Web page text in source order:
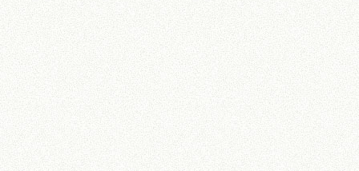
〒160-0021 東京都新宿区歌舞伎町1-16-3 セレサ陽栄新宿ビル 6F
tel. 03-5292-5516
営業時間 ：
ランチ11:30〜15:00